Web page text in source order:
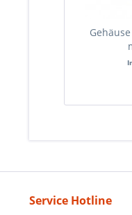
Service Hotline